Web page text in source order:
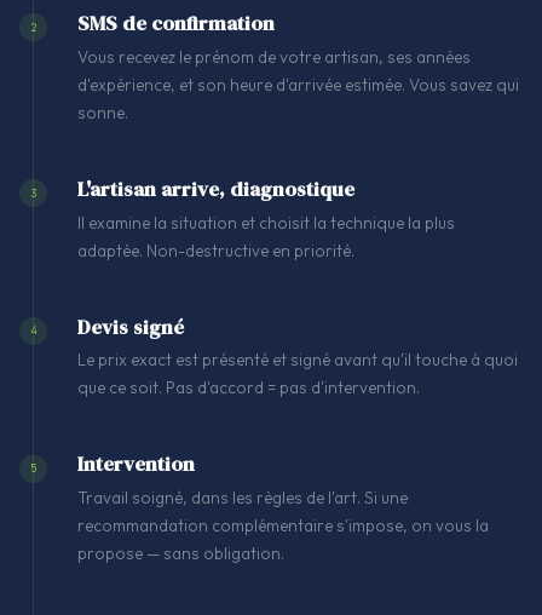
2 SMS de confirmation
Vous recevez le prénom de votre artisan, ses années
d'expérience, et son heure d'arrivée estimée. Vous savez qui
sonne.
3 L'artisan arrive, diagnostique
Il examine la situation et choisit la technique la plus
adaptée. Non-destructive en priorité.
4 Devis signé
Le prix exact est présenté et signé avant qu'il touche à quoi
que ce soit. Pas d'accord = pas d'intervention.
5 Intervention
Travail soigné, dans les règles de l'art. Si une
recommandation complémentaire s'impose, on vous la
propose — sans obligation.